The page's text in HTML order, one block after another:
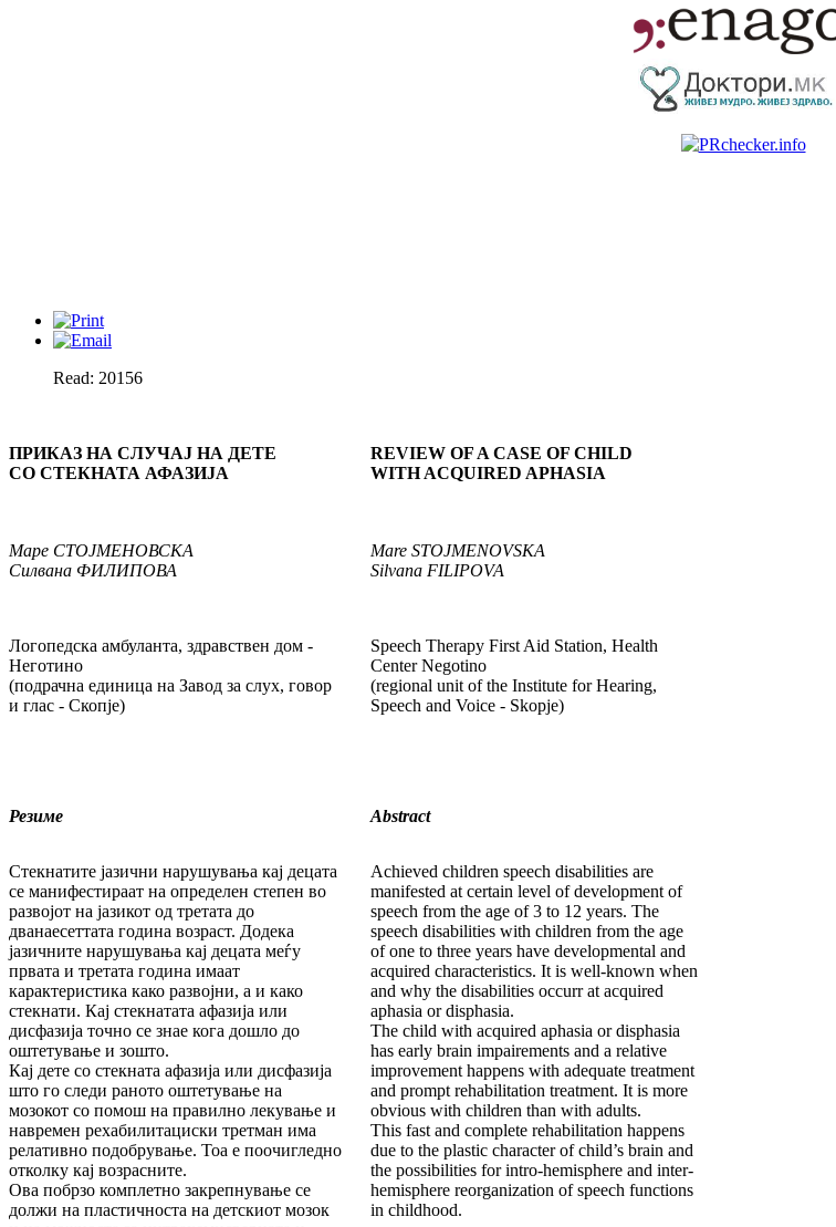
Read: 20156
ПРИКАЗ НА СЛУЧАЈ НА ДЕТЕ
СО СТЕКНАТА АФАЗИЈА
Маре СТОЈМЕНОВСКА
Силвана ФИЛИПОВА
Логопедска амбуланта, здравствен дом -
Неготино
(подрачна единица на Завод за слух, говор
и глас - Скопје)
REVIEW OF A CASE OF CHILD
WITH ACQUIRED APHASIA
Mare STOJMENOVSKA
Silvana FILIPOVA
Speech Therapy First Aid Station, Health
Center Negotino
(regional unit of the Institute for Hearing,
Speech and Voice - Skopje)
Резиме Abstract
Стекнатите јазични нарушувања кај децата
се манифестираат на определен степен во
развојот на јазикот од третата до
дванаесеттата година возраст. Додека
јазичните нарушувања кај децата меѓу
првата и третата година имаат
карактеристика како развојни, а и како
стекнати. Кај стекнатата афазија или
дисфазија точно се знае кога дошло до
оштетување и зошто.
Кај дете со стекната афазија или дисфазија
што го следи раното оштетување на
мозокот со помош на правилно лекување и
навремен рехабилитациски третман има
релативно подобрување. Тоа е поочигледно
отколку кај возрасните.
Ова побрзо комплетно закрепнување се
должи на пластичноста на детскиот мозок
Achieved children speech disabilities are
manifested at certain level of development of
speech from the age of 3 to 12 years. The
speech disabilities with children from the age
of one to three years have developmental and
acquired characteristics. It is well-known when
and why the disabilities occurr at acquired
aphasia or disphasia.
The child with acquired aphasia or disphasia
has early brain impairements and a relative
improvement happens with adequate treatment
and prompt rehabilitation treatment. It is more
obvious with children than with adults.
This fast and complete rehabilitation happens
due to the plastic character of child’s brain and
the possibilities for intro-hemisphere and inter-
hemisphere reorganization of speech functions
in childhood.